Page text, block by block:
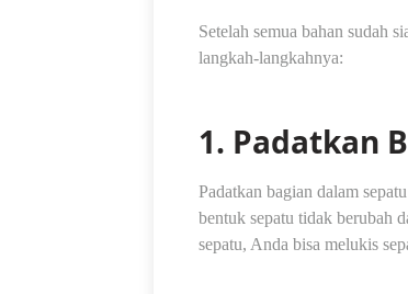
Setelah semua bahan sudah
langkah-langkahnya:
1. Padatkan
Padatkan bagian dalam
bentuk sepatu tidak berubah
sepatu, Anda bisa melukis